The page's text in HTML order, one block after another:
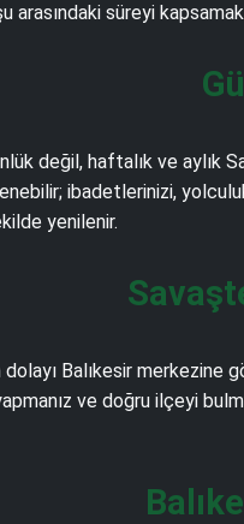
arasındaki süreyi
değil, haftalık ve aylık
ibadetlerinizi,
yenilenir.
Balıkesir
ve doğru ilçeyi